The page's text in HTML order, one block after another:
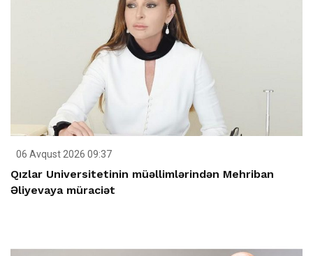
06 Avqust 2026 09:37
Qızlar Universitetinin müəllimlərindən Mehriban
Əliyevaya müraciət